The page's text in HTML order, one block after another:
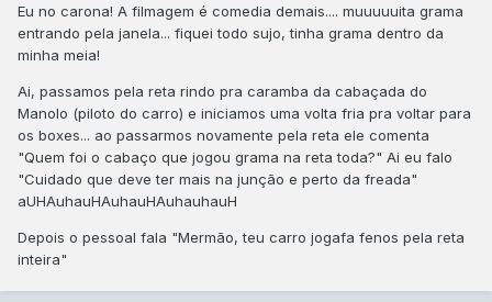
Eu no carona! A filmagem é comedia demais.... muuuuuita grama
entrando pela janela... fiquei todo sujo, tinha grama dentro da
minha meia!
Ai, passamos pela reta rindo pra caramba da cabaçada do
Manolo (piloto do carro) e iniciamos uma volta fria pra voltar para
os boxes... ao passarmos novamente pela reta ele comenta
"Quem foi o cabaço que jogou grama na reta toda?" Ai eu falo
"Cuidado que deve ter mais na junção e perto da freada"
aUHAuhauHAuhauHAuhauhauH
Depois o pessoal fala "Mermão, teu carro jogafa fenos pela reta
inteira"